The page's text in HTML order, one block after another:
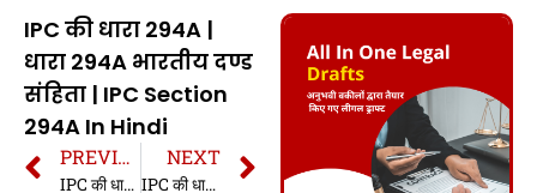
IPC की धारा 294A |
धारा 294A भारतीय दण्ड
संहिता | IPC Section
294A In Hindi
PREVIOUS
IPC की धारा 294 | धारा 294 भारतीय दण्ड संहिता | IPC Section 294 In Hindi
NEXT
IPC की धारा 295 | धारा 295 भारतीय दण्ड संहिता | IPC Section 295 In Hindi